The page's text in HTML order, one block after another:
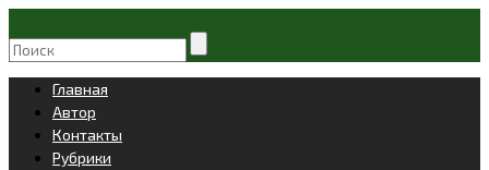
Главная
Автор
Контакты
Рубрики